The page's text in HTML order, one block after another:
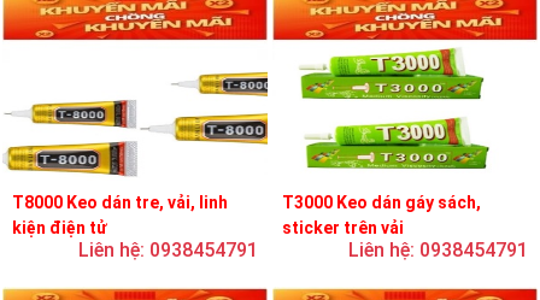
T8000 Keo dán tre, vải, linh
kiện điện tử
Liên hệ: 0938454791
T3000 Keo dán gáy sách,
sticker trên vải
Liên hệ: 0938454791